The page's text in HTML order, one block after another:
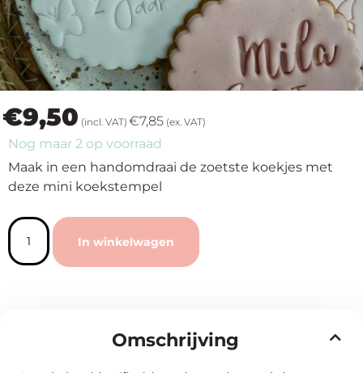
Cursussen
Gratis
Outlet
€9,50 (incl. VAT) €7,85 (ex. VAT)
Nog maar 2 op voorraad
Maak in een handomdraai de zoetste koekjes met
deze mini koekstempel
In winkelwagen
Omschrijving